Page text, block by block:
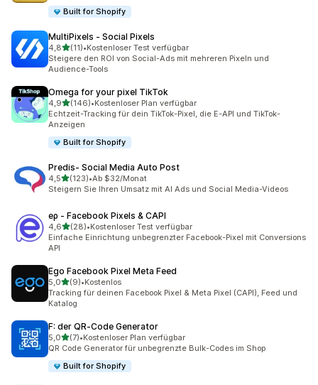
Built for Shopify
MultiPixels ‑ Social Pixels
4,8von 5 Sternen
(11)
11 Rezensionen insgesamt
•Kostenloser Test verfügbar
Steigere den ROI von Social-Ads mit mehreren Pixeln und
Audience-Tools
Omega for your pixel TikTok
4,9von 5 Sternen
(146)
146 Rezensionen insgesamt
•Kostenloser Plan verfügbar
Echtzeit-Tracking für dein TikTok-Pixel, die E-API und TikTok-
Anzeigen
Built for Shopify
Predis‑ Social Media Auto Post
4,5von 5 Sternen
(123)
123 Rezensionen insgesamt
•Ab $32/Monat
Steigern Sie Ihren Umsatz mit AI Ads und Social Media-Videos
eρ ‑ Facebook Pixels & CAPI
4,6von 5 Sternen
(28)
28 Rezensionen insgesamt
•Kostenloser Test verfügbar
Einfache Einrichtung unbegrenzter Facebook-Pixel mit Conversions
API
Ego Facebook Pixel Meta Feed
5,0von 5 Sternen
(9)
9 Rezensionen insgesamt
•Kostenlos
Tracking für deinen Facebook Pixel & Meta Pixel (CAPI), Feed und
Katalog
F: der QR‑Code Generator
5,0von 5 Sternen
(7)
7 Rezensionen insgesamt
•Kostenloser Plan verfügbar
QR Code Generator für unbegrenzte Bulk-Codes im Shop
Built for Shopify